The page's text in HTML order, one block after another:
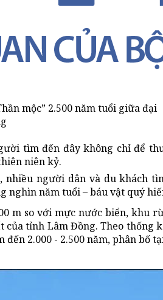
mộc” 2.500 năm tuổi giữa đại
tìm đến đây không chỉ để
niên kỷ.
nhiều người dân và du khách
nghìn năm tuổi – báu vật quý
m so với mực nước biển,
tỉnh Lâm Đồng. Theo thống
2.000 - 2.500 năm, phân bố